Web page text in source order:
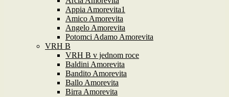
Appia Amorevita1
Amico Amorevita
Angelo Amorevita
Potomci Adamo Amorevita
VRH B
VRH B v jednom roce
Baldini Amorevita
Bandito Amorevita
Ballo Amorevita
Birra Amorevita